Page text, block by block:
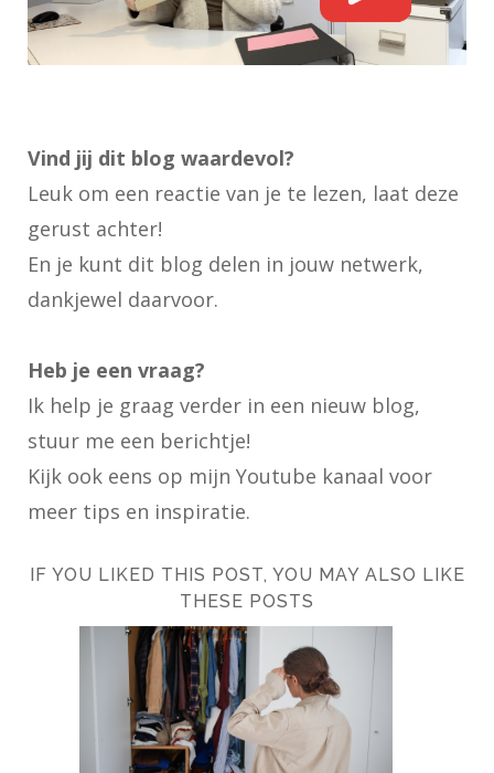
Vind jij dit blog waardevol?
Leuk om een reactie van je te lezen, laat deze
gerust achter!
En je kunt dit blog delen in jouw netwerk,
dankjewel daarvoor.
Heb je een vraag?
Ik help je graag verder in een nieuw blog,
stuur me een berichtje!
Kijk ook eens op mijn Youtube kanaal voor
meer tips en inspiratie.
IF YOU LIKED THIS POST, YOU MAY ALSO LIKE
THESE POSTS